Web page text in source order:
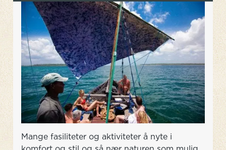
Mange fasiliteter og aktiviteter å nyte i